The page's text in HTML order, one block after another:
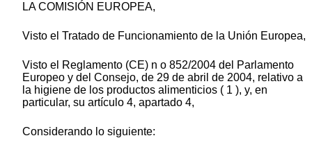
LA COMISIÓN EUROPEA,
Visto el Tratado de Funcionamiento de la Unión Europea,
Visto el Reglamento (CE) n o 852/2004 del Parlamento
Europeo y del Consejo, de 29 de abril de 2004, relativo a
la higiene de los productos alimenticios ( 1 ), y, en
particular, su artículo 4, apartado 4,
Considerando lo siguiente: